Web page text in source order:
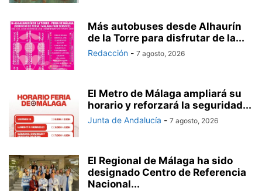
Más autobuses desde Alhaurín
de la Torre para disfrutar de la...
Redacción - 7 agosto, 2026
El Metro de Málaga ampliará su
horario y reforzará la seguridad...
Junta de Andalucía - 7 agosto, 2026
El Regional de Málaga ha sido
designado Centro de Referencia
Nacional...